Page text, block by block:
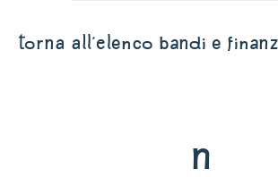
torna all'elenco bandi e
n